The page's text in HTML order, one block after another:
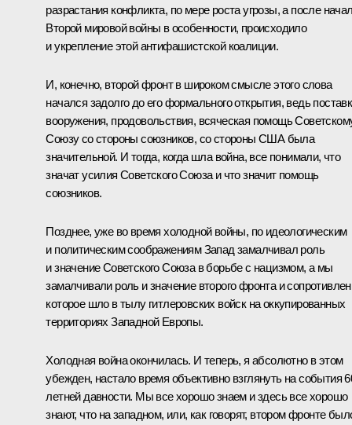
разрастания конфликта, по мере роста угрозы, а после
Второй мировой войны в особенности, происходило
и укрепление этой антифашистской коалиции.
И, конечно, второй фронт в широком смысле этого слова
начался задолго до его формального открытия, ведь
вооружения, продовольствия, всяческая помощь
Союзу со стороны союзников, со стороны США была
значительной. И тогда, когда шла война, все понимали, что
значат усилия Советского Союза и что значит помощь
союзников.
Позднее, уже во время холодной войны, по идеологическим
и политическим соображениям Запад замалчивал роль
и значение Советского Союза в борьбе с нацизмом, а мы
замалчивали роль и значение второго фронта и
которое шло в тылу гитлеровских войск на оккупированных
территориях Западной Европы.
Холодная война окончилась. И теперь, я абсолютно в этом
убежден, настало время объективно взглянуть на события
летней давности. Мы все хорошо знаем и здесь все хорошо
знают, что на западном, или, как говорят, втором фронте